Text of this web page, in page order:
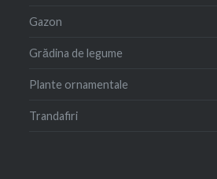
Gazon
Grădina de legume
Plante ornamentale
Trandafiri